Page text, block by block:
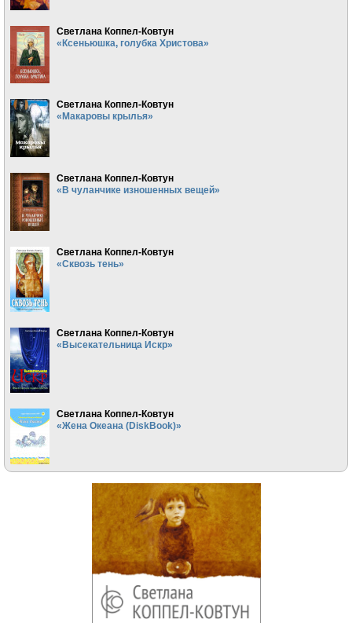
Светлана Коппел-Ковтун
«Ксеньюшка, голубка Христова»
Светлана Коппел-Ковтун
«Макаровы крылья»
Светлана Коппел-Ковтун
«В чуланчике изношенных вещей»
Светлана Коппел-Ковтун
«Сквозь тень»
Светлана Коппел-Ковтун
«Высекательница Искр»
Светлана Коппел-Ковтун
«Жена Океана (DiskBook)»